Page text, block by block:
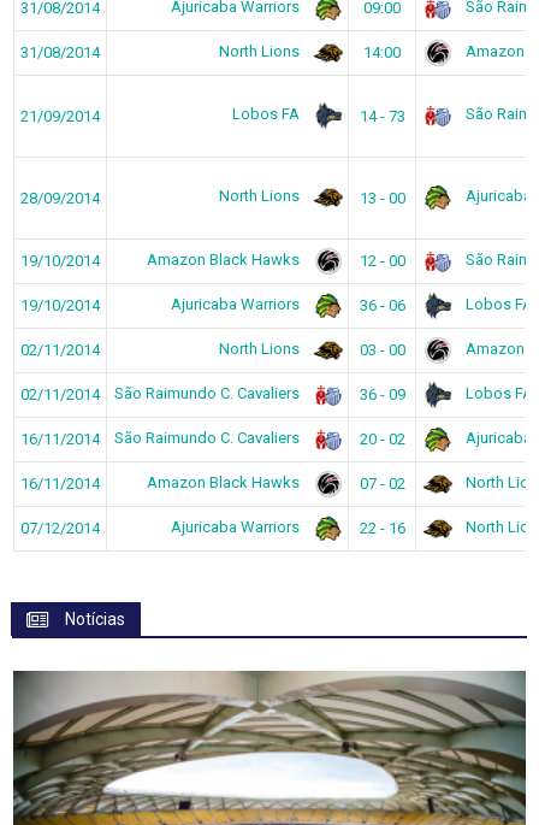
31/08/2014 Ajuricaba Warriors 09:00 São
31/08/2014 North Lions 14:00 Amazon
21/09/2014 Lobos FA 14 - 73 São
28/09/2014 North Lions 13 - 00 Ajuricaba
19/10/2014 Amazon Black Hawks 12 - 00 São
19/10/2014 Ajuricaba Warriors 36 - 06 Lobos FA
02/11/2014 North Lions 03 - 00 Amazon
02/11/2014 São Raimundo C. Cavaliers 36 - 09 Lobos FA
16/11/2014 São Raimundo C. Cavaliers 20 - 02 Ajuricaba
16/11/2014 Amazon Black Hawks 07 - 02 North
07/12/2014 Ajuricaba Warriors 22 - 16 North
Notícias